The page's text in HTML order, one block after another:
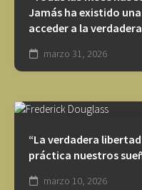
Jamás ha existido
acceder a la
marzo 31, 2026
“La verdadera
práctica nuestros
marzo 10, 2026